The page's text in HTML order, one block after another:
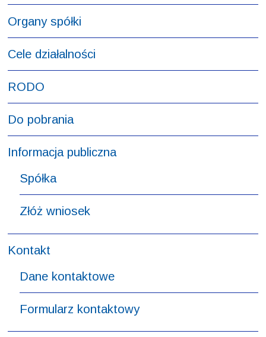
Organy spółki
Cele działalności
RODO
Do pobrania
Informacja publiczna
Spółka
Złóż wniosek
Kontakt
Dane kontaktowe
Formularz kontaktowy